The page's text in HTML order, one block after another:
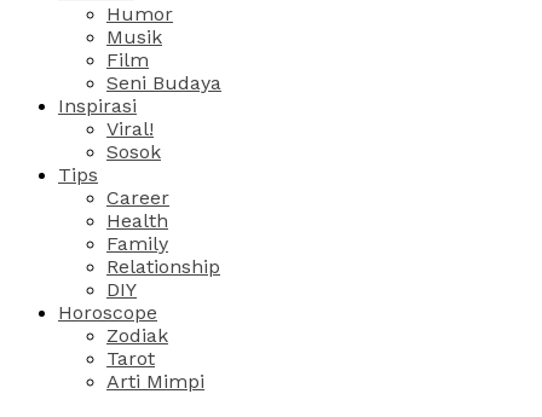
Humor
Musik
Film
Seni Budaya
Inspirasi
Viral!
Sosok
Tips
Career
Health
Family
Relationship
DIY
Horoscope
Zodiak
Tarot
Arti Mimpi